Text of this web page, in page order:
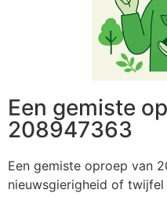
Een gemiste
208947363
Een gemiste oproep van
nieuwsgierigheid of